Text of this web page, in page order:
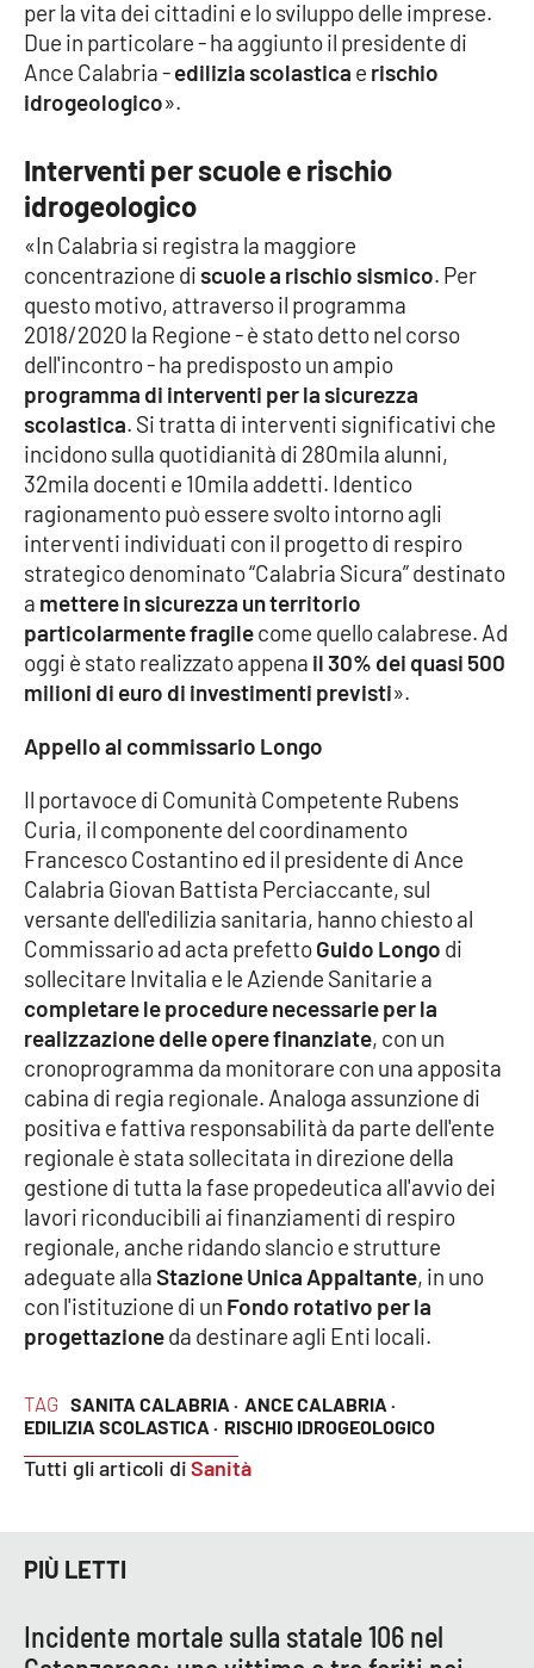
EDIZIONI
LOCALI
Crotone
Vibo Valentia
Reggio Calabria
Cosenza
Lamezia Terme
PROGETTI
SPECIALI
Buona Sanità Calabria
LA
CALABRIAVISIONE
Destinazioni
Eventi
Food
Storie
LAC
NETWORK
Lacplay.it
Lactv.it
Laconair.it
Lacitymag.it
Lacapitalenews.it
Cosenzachannel.it
Catanzarochannel.it
APP
TAG SANITA CALABRIA · ANCE CALABRIA ·
EDILIZIA SCOLASTICA · RISCHIO IDROGEOLOGICO
Tutti gli articoli diSanità
per la vita dei cittadini e lo sviluppo delle imprese.
Due in particolare - ha aggiunto il presidente di
Ance Calabria -edilizia scolastica e rischio
idrogeologico».
Interventi per scuole e rischio
idrogeologico
«In Calabria si registra la maggiore
concentrazione discuole a rischio sismico. Per
questo motivo, attraverso il programma
2018/2020 la Regione - è stato detto nel corso
dell'incontro - ha predisposto un ampio
programma di interventi per la sicurezza
scolastica. Si tratta di interventi significativi che
incidono sulla quotidianità di 280mila alunni,
32mila docenti e 10mila addetti. Identico
ragionamento può essere svolto intorno agli
interventi individuati con il progetto di respiro
strategico denominato “Calabria Sicura” destinato
a mettere in sicurezza un territorio
particolarmente fragilecome quello calabrese. Ad
oggi è stato realizzato appena il 30% dei quasi 500
milioni di euro di investimenti previsti».
Appello al commissario Longo
Il portavoce di Comunità Competente Rubens
Curia, il componente del coordinamento
Francesco Costantino ed il presidente di Ance
Calabria Giovan Battista Perciaccante, sul
versante dell'edilizia sanitaria, hanno chiesto al
Commissario ad acta prefettoGuido Longo di
sollecitare Invitalia e le Aziende Sanitarie a
completare le procedure necessarie per la
realizzazione delle opere finanziate, con un
cronoprogramma da monitorare con una apposita
cabina di regia regionale. Analoga assunzione di
positiva e fattiva responsabilità da parte dell'ente
regionale è stata sollecitata in direzione della
gestione di tutta la fase propedeutica all'avvio dei
lavori riconducibili ai finanziamenti di respiro
regionale, anche ridando slancio e strutture
adeguate allaStazione Unica Appaltante, in uno
con l'istituzione di un Fondo rotativo per la
progettazioneda destinare agli Enti locali.
PIÙ LETTI
Incidente mortale sulla statale 106 nel